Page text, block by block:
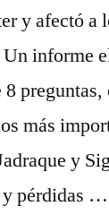
y afectó a
informe
más
y
pérdidas …